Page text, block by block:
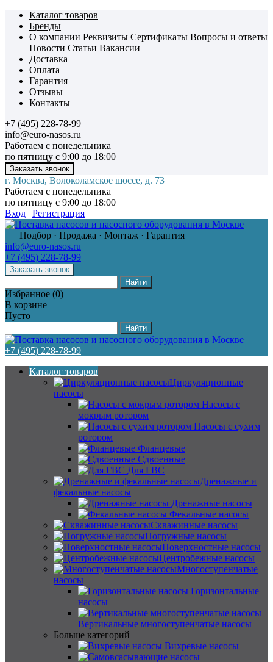
Каталог товаров
Бренды
О компании Реквизиты Сертификаты Вопросы и ответы
Новости Статьи Вакансии
Доставка
Оплата
Гарантия
Отзывы
Контакты
+7 (495) 228-78-99
info@euro-nasos.ru
Работаем с понедельника
по пятницу с 9:00 до 18:00
г. Москва, Волоколамское шоссе, д. 73
Работаем с понедельника
по пятницу с 9:00 до 18:00
Вход | Регистрация
Подбор · Продажа · Монтаж · Гарантия
info@euro-nasos.ru
+7 (495) 228-78-99
Избранное (0)
В корзине
Пусто
+7 (495) 228-78-99
Каталог товаров
Циркуляционные
насосы
Насосы с
мокрым ротором
Насосы с сухим
ротором
Фланцевые
Сдвоенные
Для ГВС
Дренажные и
фекальные насосы
Дренажные насосы
Фекальные насосы
Скважинные насосы
Погружные насосы
Поверхностные насосы
Центробежные насосы
Многоступенчатые
насосы
Горизонтальные
насосы
Вертикальные многоступенчатые насосы
Больше категорий
Вихревые насосы